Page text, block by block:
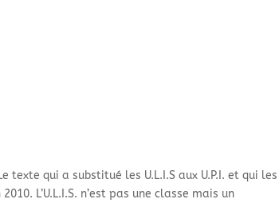
texte qui a substitué les U.L.I.S aux U.P.I. et qui les
L’U.L.I.S. n’est pas une classe mais un